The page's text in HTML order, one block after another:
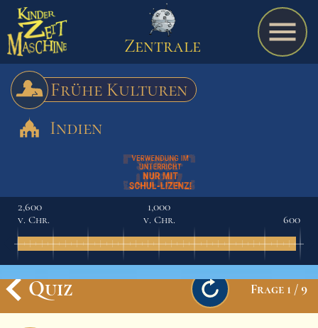
Spiel
Termine
Schulmaterialien
Zentrale
Frühe Kulturen
Indien
2,600
v. Chr.
1,000
v. Chr.
600
Quiz Frage 1 / 9